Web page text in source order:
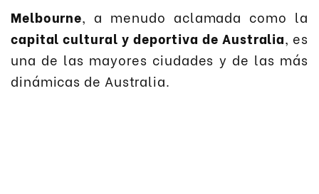
Melbourne, a menudo aclamada como la
capital cultural y deportiva de Australia, es
una de las mayores ciudades y de las más
dinámicas de Australia.